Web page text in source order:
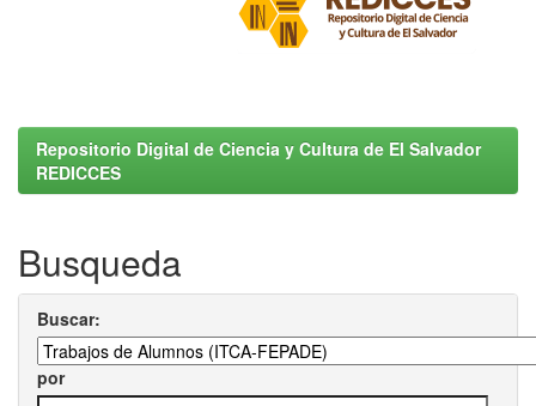
Repositorio Digital de Ciencia y Cultura de El Salvador
REDICCES
Busqueda
Buscar:
por